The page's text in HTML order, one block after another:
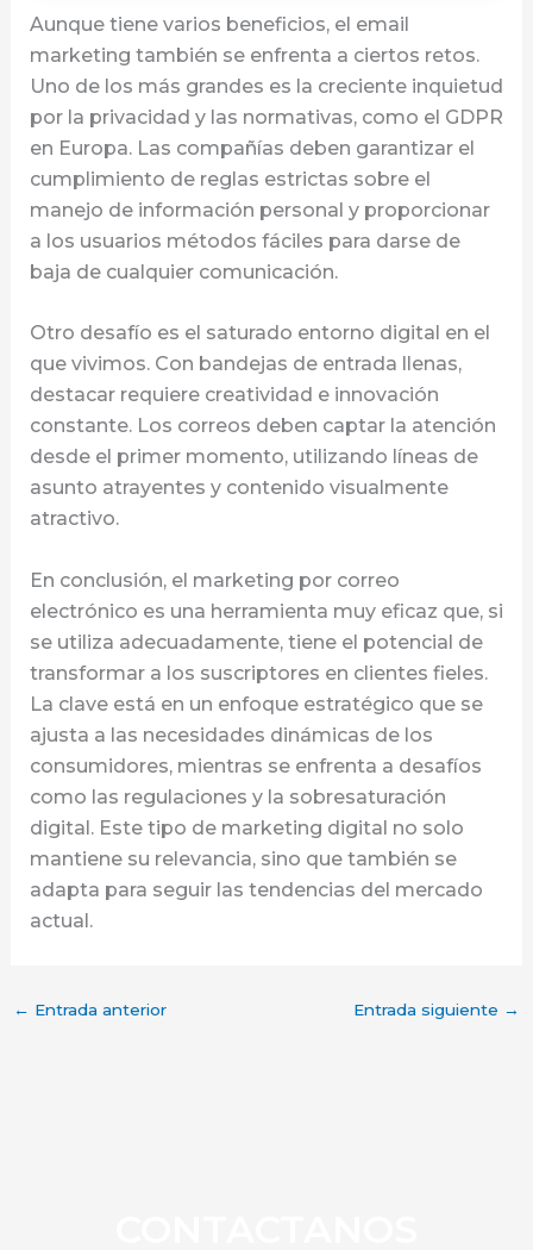
Aunque tiene varios beneficios, el email
marketing también se enfrenta a ciertos retos.
Uno de los más grandes es la creciente inquietud
por la privacidad y las normativas, como el GDPR
en Europa. Las compañías deben garantizar el
cumplimiento de reglas estrictas sobre el
manejo de información personal y proporcionar
a los usuarios métodos fáciles para darse de
baja de cualquier comunicación.
Otro desafío es el saturado entorno digital en el
que vivimos. Con bandejas de entrada llenas,
destacar requiere creatividad e innovación
constante. Los correos deben captar la atención
desde el primer momento, utilizando líneas de
asunto atrayentes y contenido visualmente
atractivo.
En conclusión, el marketing por correo
electrónico es una herramienta muy eficaz que, si
se utiliza adecuadamente, tiene el potencial de
transformar a los suscriptores en clientes fieles.
La clave está en un enfoque estratégico que se
ajusta a las necesidades dinámicas de los
consumidores, mientras se enfrenta a desafíos
como las regulaciones y la sobresaturación
digital. Este tipo de marketing digital no solo
mantiene su relevancia, sino que también se
adapta para seguir las tendencias del mercado
actual.
← Entrada anterior Entrada siguiente →